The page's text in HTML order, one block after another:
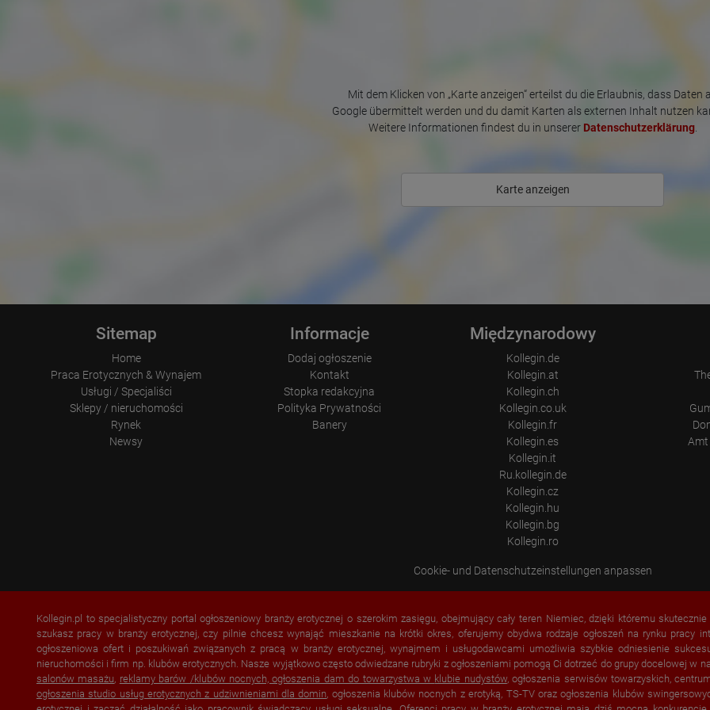
Mit dem Klicken von „Karte anzeigen“ erteilst du die Erlaubnis, dass Daten
Google übermittelt werden und du damit Karten als externen Inhalt nutzen
Weitere Informationen findest du in unserer Datenschutzerklärung.
Karte anzeigen
Sitemap
Home
Praca Erotycznych & Wynajem
Usługi / Specjaliści
Sklepy / nieruchomości
Rynek
Newsy
Informacje
Dodaj ogłoszenie
Kontakt
Stopka redakcyjna
Polityka Prywatności
Banery
Międzynarodowy
Kollegin.de
Kollegin.at
Kollegin.ch
Kollegin.co.uk
Kollegin.fr
Kollegin.es
Kollegin.it
Ru.kollegin.de
Kollegin.cz
Kollegin.hu
Kollegin.bg
Kollegin.ro
Amt
Cookie- und Datenschutzeinstellungen anpassen
Kollegin.pl to specjalistyczny portal ogłoszeniowy branży erotycznej o szerokim zasięgu, obejmujący cały teren Niemiec, dzięki któremu
szukasz pracy w branży erotycznej, czy pilnie chcesz wynająć mieszkanie na krótki okres, oferujemy obydwa rodzaje ogłoszeń na rynku pracy
ogłoszeniowa ofert i poszukiwań związanych z pracą w branży erotycznej, wynajmem i usługodawcami umożliwia szybkie odniesienie
nieruchomości i firm np. klubów erotycznych. Nasze wyjątkowo często odwiedzane rubryki z ogłoszeniami pomogą Ci dotrzeć do grupy docelowej w
salonów masażu, reklamy barów /klubów nocnych, ogłoszenia dam do towarzystwa w klubie nudystów, ogłoszenia serwisów towarzyskich,
ogłoszenia studio usług erotycznych z udziwnieniami dla domin, ogłoszenia klubów nocnych z erotyką, TS-TV oraz ogłoszenia klubów